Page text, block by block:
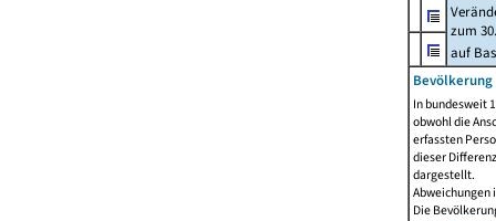
zum
auf
Bevölkerung
In bundesweit
obwohl die
erfassten
dieser
dargestellt.
Abweichungen
Die